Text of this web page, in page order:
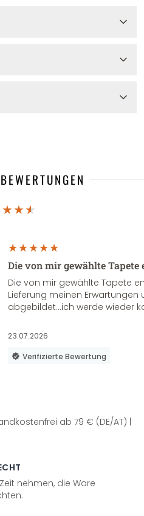
Die von mir gewählte
Die von mir gewählte Tapete
Lieferung meinen Erwartungen
abgebildet...ich werde wieder
23.07.2026
Verifizierte Bewertung
ab 79 € (DE/AT) |
nehmen, die Ware